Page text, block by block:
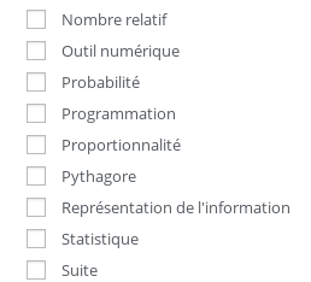
Nombre relatif
Outil numérique
Probabilité
Programmation
Proportionnalité
Pythagore
Représentation de l'information
Statistique
Suite